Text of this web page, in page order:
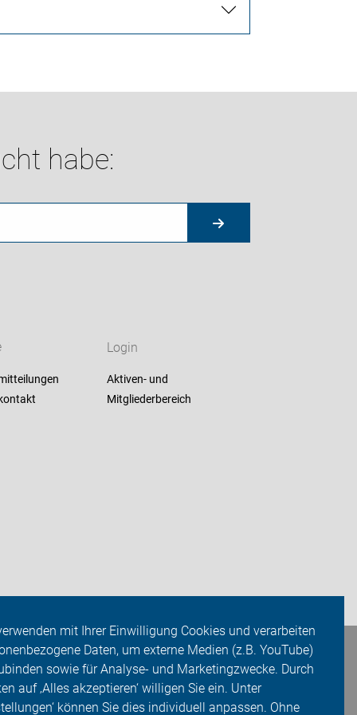
mit Ihrer Einwilligung Cookies und verarbeiten
Daten, um externe Medien (z.B. YouTube)
sowie für Analyse- und Marketingzwecke. Durch
auf ‚Alles akzeptieren‘ willigen Sie ein. Unter
können Sie dies individuell anpassen. Ohne
habe:
Login
Aktiven- und
Mitgliederbereich